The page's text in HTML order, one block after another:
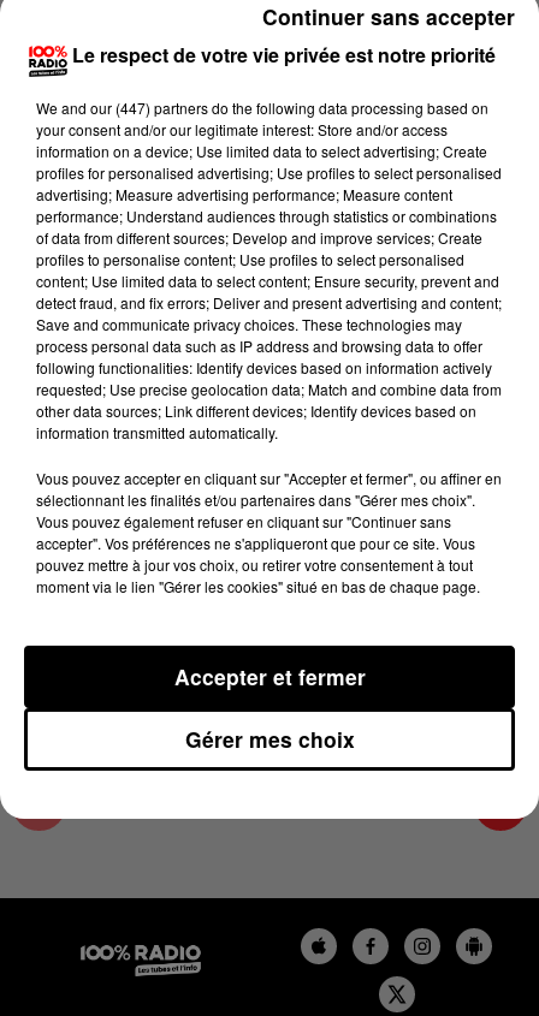
Lecture (2 min 22 sec)
100%
100% Radio les infos de l'Ariege
10 avril 2024 - 2 min 22 sec
LES INFOS DE L'ARIEGE DU 10/04/2024 À
10H59
Podcasts infos de l'Ariège
Le respect de votre vie privée est notre priorité
We and our (447) partnersdo the following data processing based on
your consent and/or our legitimate interest: Store and/or access
information on a device; Use limited data to select advertising; Create
profiles for personalised advertising; Use profiles to select personalised
advertising; Measure advertising performance; Measure content
performance; Understand audiences through statistics or combinations
of data from different sources; Develop and improve services; Create
profiles to personalise content; Use profiles to select personalised
content; Use limited data to select content; Ensure security, prevent and
detect fraud, and fix errors; Deliver and present advertising and content;
Save and communicate privacy choices. These technologies may
process personal data such as IP address and browsing data to offer
following functionalities: Identify devices based on information actively
requested; Use precise geolocation data; Match and combine data from
other data sources; Link different devices; Identify devices based on
information transmitted automatically.
Vous pouvez accepter en cliquant sur "Accepter et fermer", ou affiner en
sélectionnant les finalités et/ou partenaires dans "Gérer mes choix".
Vous pouvez également refuser en cliquant sur "Continuer sans
accepter". Vos préférences ne s'appliqueront que pour ce site. Vous
pouvez mettre à jour vos choix, ou retirer votre consentement à tout
moment via le lien "Gérer les cookies" situé en bas de chaque page.
Gérer mes choix
Accepter et fermer
Continuer sans accepter